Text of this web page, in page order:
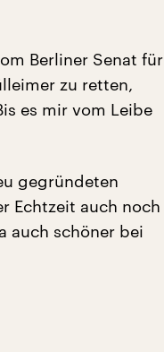
Berliner Senat für
zu retten,
es mir vom Leibe
gegründeten
Echtzeit auch noch
auch schöner bei